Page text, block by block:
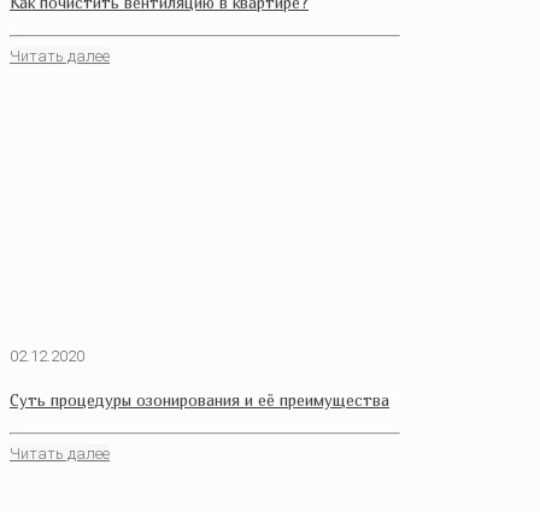
Читать далее
02.12.2020
Суть процедуры озонирования и её преимущества
Читать далее